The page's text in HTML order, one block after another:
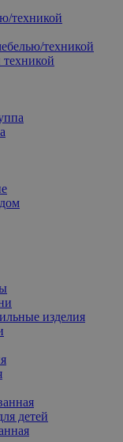
техникой
техникой
техникой
изделия
детей